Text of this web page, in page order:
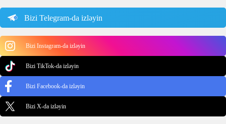
Bizi Telegram-da izləyin
Bizi Instagram-da izləyin
Bizi TikTok-da izləyin
Bizi Facebook-da izləyin
Bizi X-da izləyin